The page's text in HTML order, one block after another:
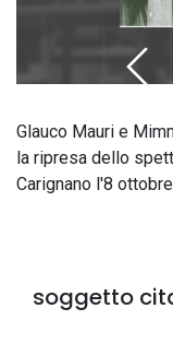
Glauco Mauri e
la ripresa dello
Carignano l'8
soggetto